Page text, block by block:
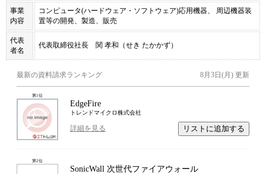
事業
内容
コンピュータ(ハードウェア・ソフトウェア)応用機器、 周辺機器装
置等の開発、製造、販売
代表
者名
代表取締役社長 関 孝和（せき たかかず）
最新の資料請求ランキング 8月3日(月) 更新
第1位
EdgeFire
トレンドマイクロ株式会社
詳細を見る リストに追加する
第2位
SonicWall 次世代ファイアウォール